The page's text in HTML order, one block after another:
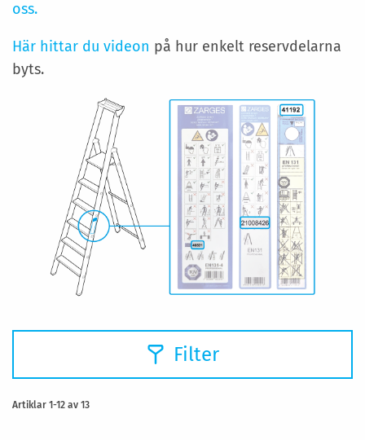
oss.
Här hittar du videon på hur enkelt reservdelarna
byts.
Filter
Artiklar 1-12 av 13